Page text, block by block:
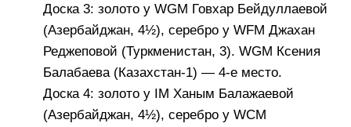
Доска 3: золото у WGM Говхар Бейдуллаевой
(Азербайджан, 4½), серебро у WFM Джахан
Реджеповой (Туркменистан, 3). WGM Ксения
Балабаева (Казахстан-1) — 4-е место.
Доска 4: золото у IM Ханым Балажаевой
(Азербайджан, 4½), серебро у WCM